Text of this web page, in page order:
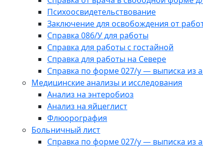
Психоосвидетельствование
Заключение для освобождения от
Справка 086/У для работы
Справка для работы с гостайной
Справка для работы на Севере
Справка по форме 027/у — выписка из
Медицинские анализы и исследования
Анализ на энтеробиоз
Анализ на яйцеглист
Флюорография
Больничный лист
Справка по форме 027/у — выписка из